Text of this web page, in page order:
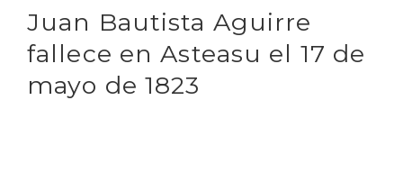
Juan Bautista Aguirre
fallece en Asteasu el 17 de
mayo de 1823